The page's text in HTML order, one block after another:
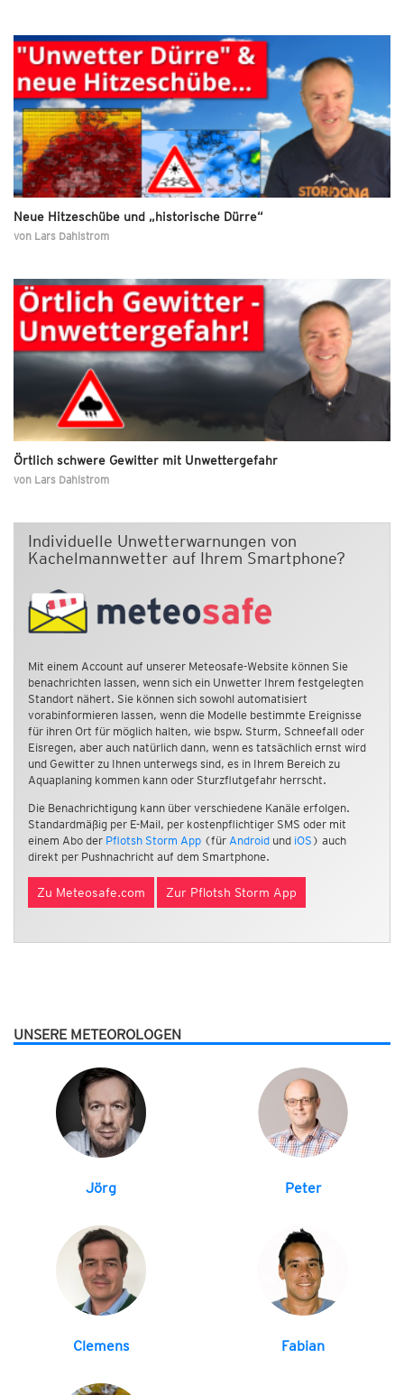
Neue Hitzeschübe und „historische Dürre“
von Lars Dahlstrom
Örtlich schwere Gewitter mit Unwettergefahr
von Lars Dahlstrom
Individuelle Unwetterwarnungen von
Kachelmannwetter auf Ihrem Smartphone?
Mit einem Account auf unserer Meteosafe-Website können Sie
benachrichten lassen, wenn sich ein Unwetter Ihrem festgelegten
Standort nähert. Sie können sich sowohl automatisiert
vorabinformieren lassen, wenn die Modelle bestimmte Ereignisse
für ihren Ort für möglich halten, wie bspw. Sturm, Schneefall oder
Eisregen, aber auch natürlich dann, wenn es tatsächlich ernst wird
und Gewitter zu Ihnen unterwegs sind, es in Ihrem Bereich zu
Aquaplaning kommen kann oder Sturzflutgefahr herrscht.
Die Benachrichtigung kann über verschiedene Kanäle erfolgen.
Standardmäßig per E-Mail, per kostenpflichtiger SMS oder mit
einem Abo der Pflotsh Storm App (für Android und iOS ) auch
direkt per Pushnachricht auf dem Smartphone.
Zu Meteosafe.com Zur Pflotsh Storm App
UNSERE METEOROLOGEN
Jörg Peter
Clemens Fabian